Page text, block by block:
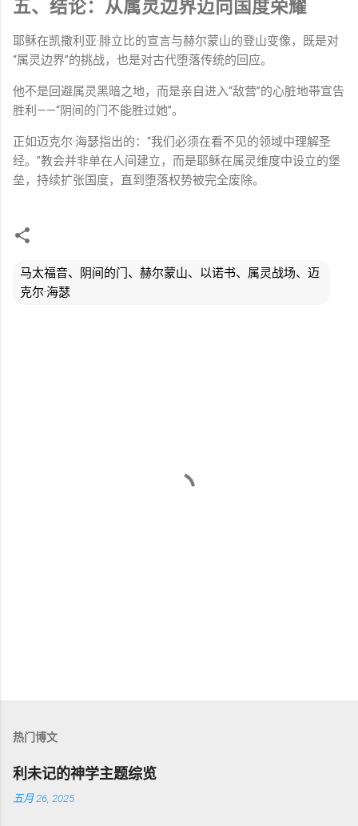
五、结论：从属灵边界迈向国度荣耀
耶稣在凯撒利亚·腓立比的宣言与赫尔蒙山的登山变像，既是对
“属灵边界”的挑战，也是对古代堕落传统的回应。
他不是回避属灵黑暗之地，而是亲自进入“敌营”的心脏地带宣告
胜利——“阴间的门不能胜过她”。
正如迈克尔·海瑟指出的：“我们必须在看不见的领域中理解圣
经。”教会并非单在人间建立，而是耶稣在属灵维度中设立的堡
垒，持续扩张国度，直到堕落权势被完全废除。
马太福音、阴间的门、赫尔蒙山、以诺书、属灵战场、迈
克尔·海瑟
热门博文
利未记的神学主题综览
五月 26, 2025